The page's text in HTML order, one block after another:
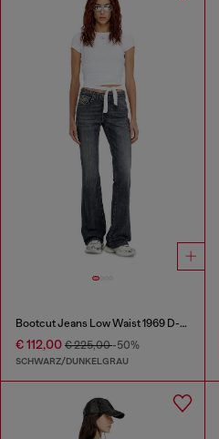
Bootcut Jeans Low Waist 1969 D-Ebbey
€ 112,00 € 225,00-50%
SCHWARZ/DUNKELGRAU